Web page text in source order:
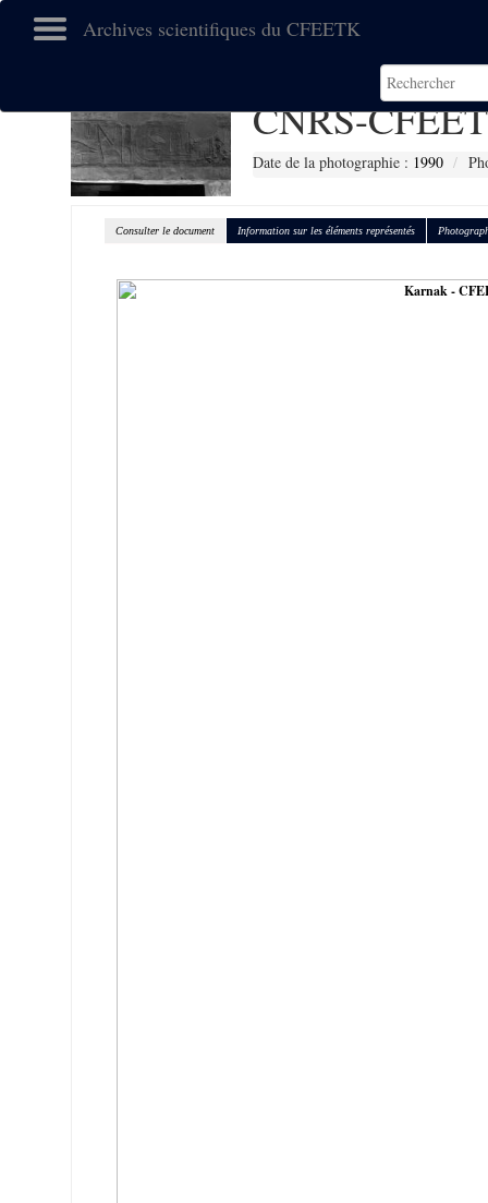
Archives scientifiques du CFEETK
CNRS-
Date de la photographie : 1990
Consulter le document Information sur les éléments représentés